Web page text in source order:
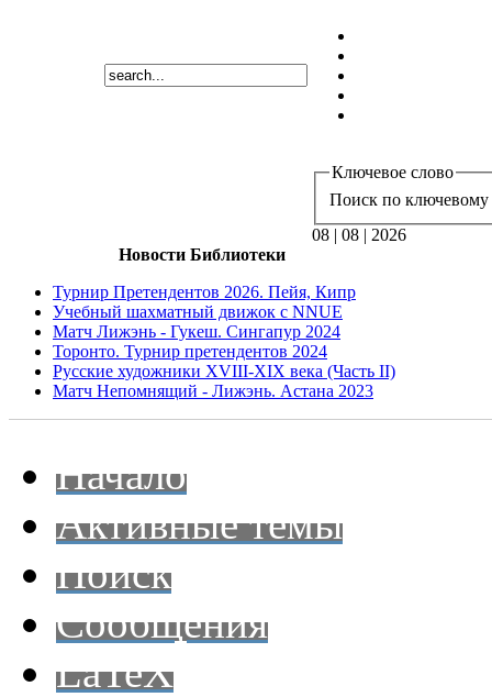
Ключевое слово
Поиск по ключевому
08 | 08 | 2026
Новости Библиотеки
Турнир Претендентов 2026. Пейя, Кипр
Учебный шахматный движок с NNUE
Матч Лижэнь - Гукеш. Сингапур 2024
Торонто. Турнир претендентов 2024
Русские художники XVIII-XIX века (Часть II)
Матч Непомнящий - Лижэнь. Астана 2023
Начало
Активные темы
Поиск
Сообщения
LaTeX